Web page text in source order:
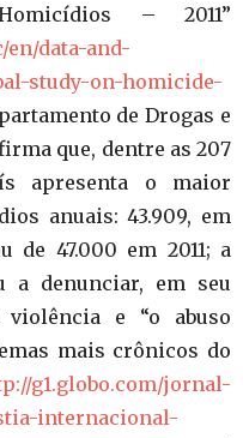
– 2011”
data-and-
study-on-homicide-
de Drogas e
que, dentre as 207
apresenta o maior
anuais: 43.909, em
de 47.000 em 2011; a
a denunciar, em seu
e “o abuso
mais crônicos do
g1.globo.com/jornal-
internacional-